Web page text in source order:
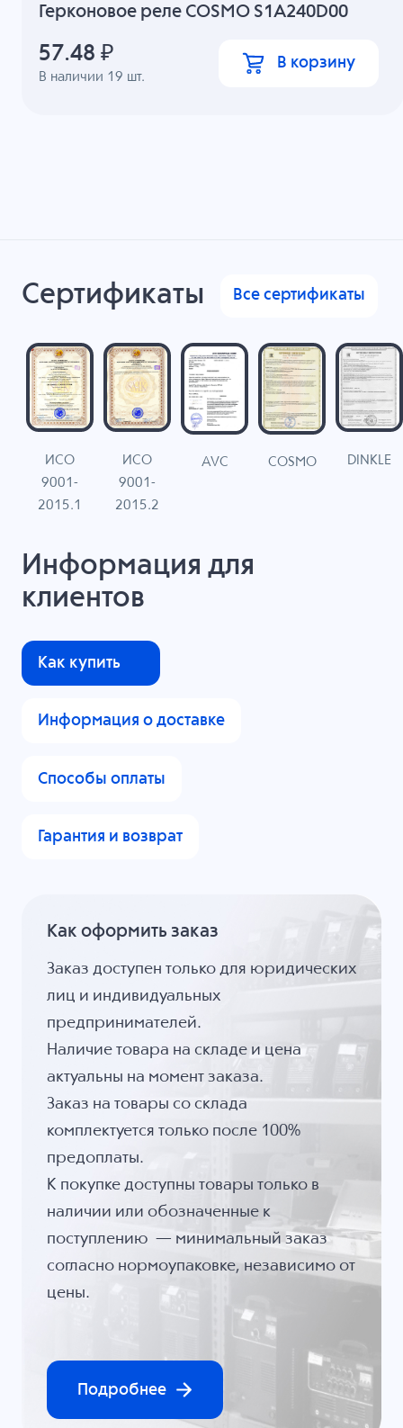
Герконовое реле COSMO S1A240D00
В наличии 19 шт.
57.48 ₽ В корзину
Сертификаты Все сертификаты
ИСО
9001-
2015.1
ИСО
9001-
2015.2
AVC COSMO DINKLE
Информация для
клиентов
Как купить
Информация о доставке
Способы оплаты
Гарантия и возврат
Как оформить заказ
Заказ доступен только для юридических
лиц и индивидуальных
предпринимателей.
Наличие товара на складе и цена
актуальны на момент заказа.
Заказ на товары со склада
комплектуется только после 100%
предоплаты.
К покупке доступны товары только в
наличии или обозначенные к
поступлению — минимальный заказ
согласно нормоупаковке, независимо от
цены.
Подробнее